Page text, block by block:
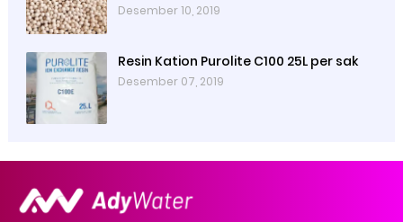
Desember 10, 2019
Resin Kation Purolite C100 25L per sak
Desember 07, 2019